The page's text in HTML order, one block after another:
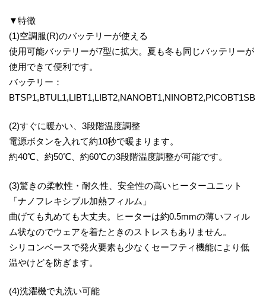
▼特徴
(1)空調服(R)のバッテリーが使える
使用可能バッテリーが7型に拡大。夏も冬も同じバッテリーが
使用できて便利です。
バッテリー：
BTSP1,BTUL1,LIBT1,LIBT2,NANOBT1,NINOBT2,PICOBT1SB
(2)すぐに暖かい、3段階温度調整
電源ボタンを入れて約10秒で暖まります。
約40℃、約50℃、約60℃の3段階温度調整が可能です。
(3)驚きの柔軟性・耐久性、安全性の高いヒーターユニット
「ナノフレキシブル加熱フィルム」
曲げても丸めても大丈夫。ヒーターは約0.5mmの薄いフィル
ム状なのでウェアを着たときのストレスもありません。
シリコンベースで発火要素も少なくセーフティ機能により低
温やけどを防ぎます。
(4)洗濯機で丸洗い可能